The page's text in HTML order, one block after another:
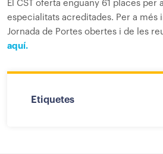
El CST oferta enguany 61 places per
especialitats acreditades. Per a més
Jornada de Portes obertes i de les
aquí.
Etiquetes